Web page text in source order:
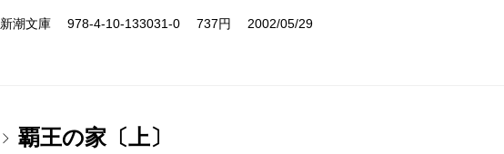
新潮文庫 978-4-10-133031-0 737円 2002/05/29
覇王の家〔上〕